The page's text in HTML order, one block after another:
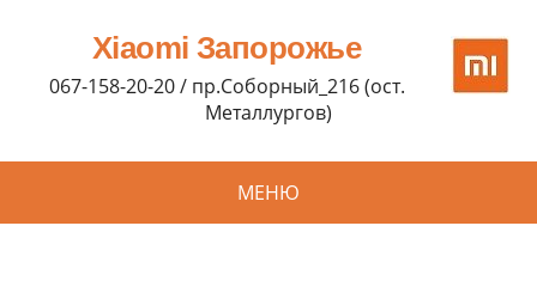
Xiaomi Запорожье
067-158-20-20 / пр.Соборный_216 (ост.
Металлургов)
МЕНЮ